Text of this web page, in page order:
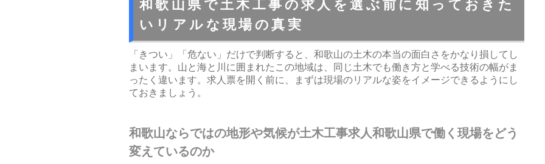
和歌山県で土木工事の求人を選ぶ前に知っておきた
いリアルな現場の真実
「きつい」「危ない」だけで判断すると、和歌山の土木の本当の面白さをかなり損してし
まいます。山と海と川に囲まれたこの地域は、同じ土木でも働き方と学べる技術の幅がま
ったく違います。求人票を開く前に、まずは現場のリアルな姿をイメージできるようにし
ておきましょう。
和歌山ならではの地形や気候が土木工事求人和歌山県で働く現場をどう
変えているのか